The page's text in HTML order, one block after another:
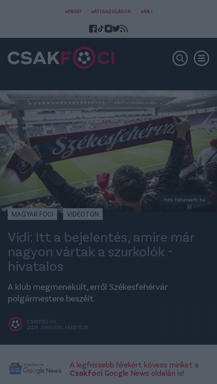
#FRADI #ÁTIGAZOLÁSOK #NB I
Fotó: fehervarfc.hu
MAGYAR FOCI VIDEOTON
Vidi: Itt a bejelentés, amire már
nagyon vártak a szurkolók -
hivatalos
A klub megmenekült, erről Székesfehérvár
polgármestere beszélt.
CSAKFOCI.HU
2025. JÚNIUS 10., KEDD 15:26
A legfrissebb hírekért kövess minket a
Csakfoci Google News oldalán is!